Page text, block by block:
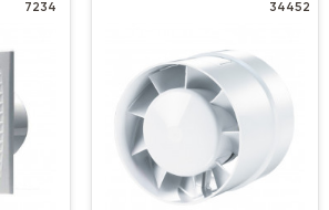
7234
34452